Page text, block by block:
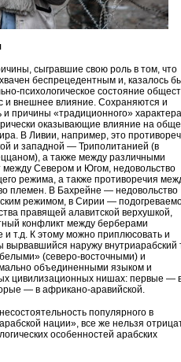
сыгравшие свою роль в том, что
беспрецедентным и, казалось
психологическое состояние
и внешнее влияние. Сохраняются и
причины «традиционного»
оказывающие влияние на
В Ливии, например, это
и западной — Триполитанией (в
а также между различными
Севером и Югом, недовольство
режима, а также противоречия
племен. В Бахрейне — недовольство
режимом, в Сирии —
правящей алавитской верхушкой,
конфликт между берберами
т.д. К этому можно приплюсовать и
наружу внутриарабский
(северо-восточными) и
объединенными языком и
цивилизационных нишах: первые —
— в африкано-аравийской.
популярного в
нации», все же нельзя
особенностей арабских